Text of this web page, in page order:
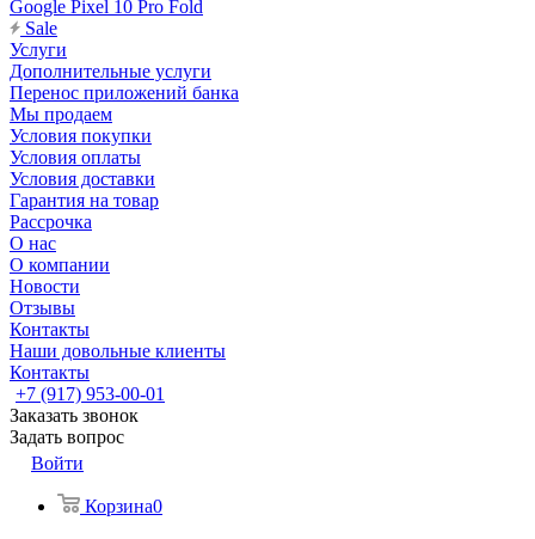
Google Pixel 10 Pro Fold
Sale
Услуги
Дополнительные услуги
Перенос приложений банка
Мы продаем
Условия покупки
Условия оплаты
Условия доставки
Гарантия на товар
Рассрочка
О нас
О компании
Новости
Отзывы
Контакты
Наши довольные клиенты
Контакты
+7 (917) 953-00-01
Заказать звонок
Задать вопрос
Войти
Корзина0